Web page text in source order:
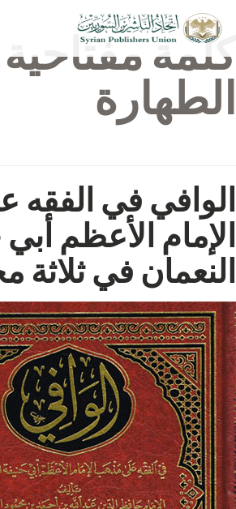
كلمة
الطهارة
الوافي في
الإمام الأعظم
النعمان في ثلاثة